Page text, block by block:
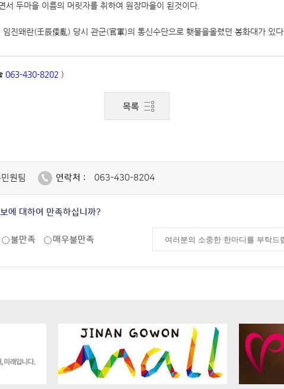
서 두마을 이름의 머릿자를 취하여 원장마을이 된것이다.
진왜란(壬辰倭亂) 당시 관군(官軍)의 통신수단으로 횃불을올렸던 봉화대가 있다.
063-430-8202 )
원팀 연락처 : 063-430-8204
에 대하여 만족하십니까?
불만족 매우불만족